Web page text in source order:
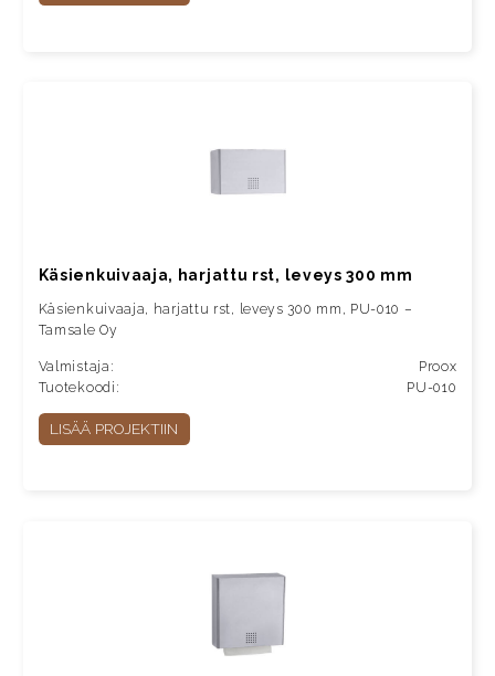
Käsienkuivaaja, harjattu rst, leveys 300 mm
Käsienkuivaaja, harjattu rst, leveys 300 mm, PU-010 –
Tamsale Oy
Valmistaja:
Proox
Tuotekoodi:
PU-010
LISÄÄ PROJEKTIIN